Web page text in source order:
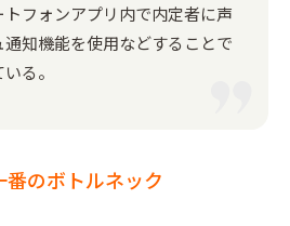
フォンアプリ内で内定者に声
知機能を使用などすることで
る。
のボトルネック